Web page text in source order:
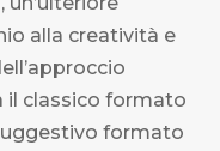
alla creatività e
il classico formato
formato